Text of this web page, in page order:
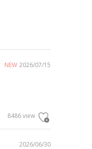
NEW 2026/07/15
8486 view
2026/06/30